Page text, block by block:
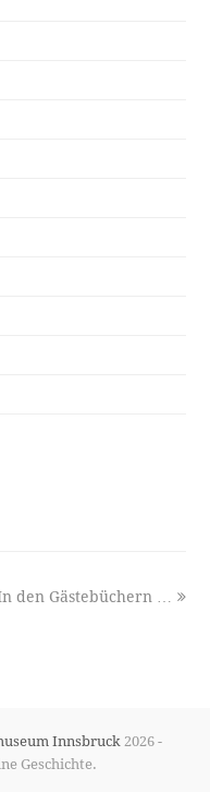
nextden Gästebüchern …
Innsbruck 2026 -
Geschichte.